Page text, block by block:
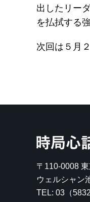
出したリー
を払拭する
次回は５月
〒110-0008
ウェルシャン
TEL: 03（